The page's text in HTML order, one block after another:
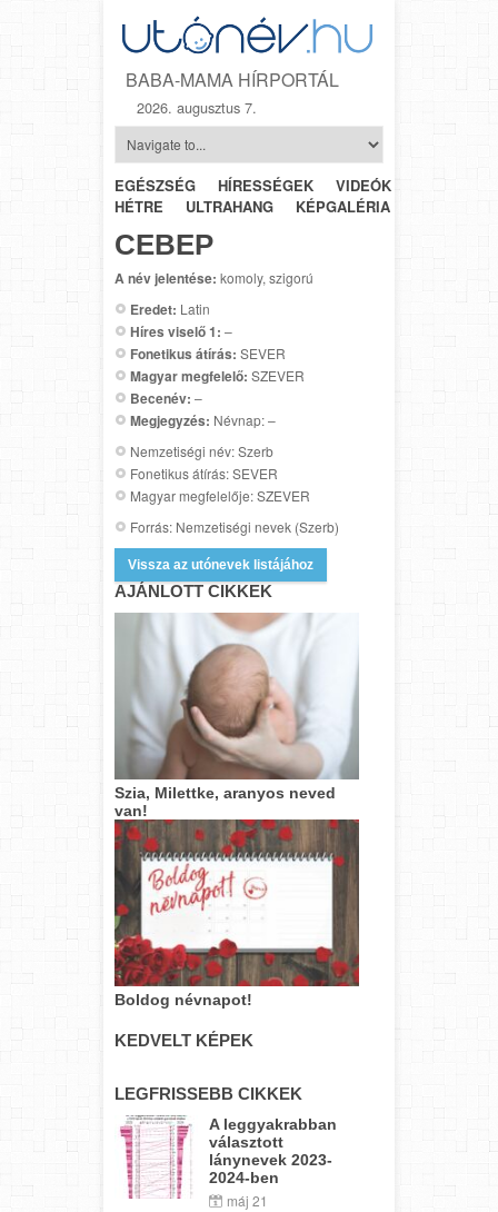
BABA-MAMA HÍRPORTÁL
2026. augusztus 7.
EGÉSZSÉG HÍRESSÉGEK VIDEÓK
HÉTRŐL-
HÉTRE
ULTRAHANG KÉPGALÉRIA
СЕВЕР
A név jelentése: komoly, szigorú
Eredet: Latin
Híres viselő 1: –
Fonetikus átírás: SEVER
Magyar megfelelő: SZEVER
Becenév: –
Megjegyzés: Névnap: –
Nemzetiségi név: Szerb
Fonetikus átírás: SEVER
Magyar megfelelője: SZEVER
Forrás: Nemzetiségi nevek (Szerb)
Vissza az utónevek listájához
AJÁNLOTT CIKKEK
Szia, Milettke, aranyos neved
van!
Boldog névnapot!
KEDVELT KÉPEK
LEGFRISSEBB CIKKEK
A leggyakrabban
választott
lánynevek 2023-
2024-ben
máj 21